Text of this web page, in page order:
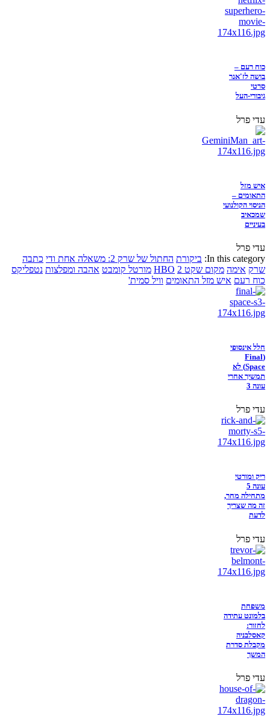
כוח רעם –
בושה לז'אנר
סרטי
גיבורי-העל
עדי פרל
איש מזל
התאומים –
הניסוי הקולנועי
שמכאיב
בעיניים
עדי פרל
In this category: ביקורת החתול של שרק 2: משאלה אחת ודי
כתבה
שרק אימה מקום שקט 2 HBO מורטל קומבט אהבה ומפלצות נטפליקס
כוח רעם איש מזל התאומים וויל סמית'
חלל אינסופי
(Final
Space) לא
תמשיך אחרי
עונה 3
עדי פרל
ריק ומורטי
עונה 5
מתחילה מחר,
זה מה שצריך
לדעת
עדי פרל
משפחת
בלמונט עתידה
לחזור:
קאסלבניה
מקבלת סדרת
המשך
עדי פרל